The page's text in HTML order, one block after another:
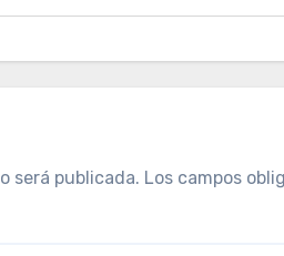
será publicada. Los campos